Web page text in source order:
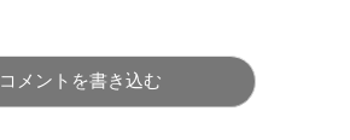
コメントを書き込む